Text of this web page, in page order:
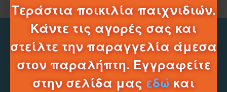
Τεράστια ποικιλία παιχνιδιών.
Κάντε τις αγορές σας και
στείλτε την παραγγελία άμεσα
στον παραλήπτη. Εγγραφείτε
στην σελίδα μας εδώ και